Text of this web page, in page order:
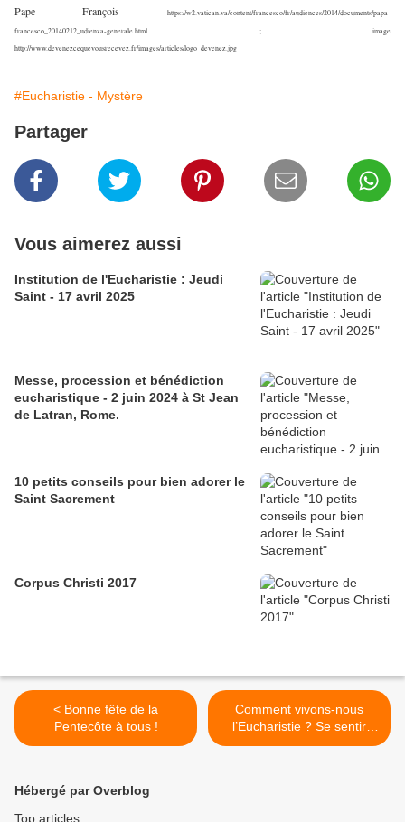
Pape François
https://w2.vatican.va/content/francesco/fr/audiences/2014/documents/papa-
francesco_20140212_udienza-generale.html ; image
http://www.devenezcequevousrecevez.fr/images/articles/logo_devenez.jpg
#Eucharistie - Mystère
Partager
Vous aimerez aussi
Institution de l'Eucharistie : Jeudi
Saint - 17 avril 2025
Messe, procession et bénédiction
eucharistique - 2 juin 2024 à St Jean
de Latran, Rome.
10 petits conseils pour bien adorer le
Saint Sacrement
Corpus Christi 2017
< Bonne fête de la
Pentecôte à tous !
Comment vivons-nous
l’Eucharistie ? Se sentir
pardonnés et prêts à
Hébergé par Overblog
Top articles